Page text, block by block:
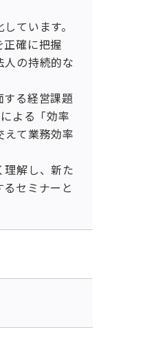
ています。
正確に把握
人の持続的な
る経営課題
よる「効率
て業務効率
解し、新た
セミナーと